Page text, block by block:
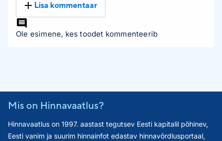
Lisa kommentaar
Ole esimene, kes toodet kommenteerib
Mis on Hinnavaatlus?
Hinnavaatlus on 1997. aastast tegutsev Eesti kapitalil põhinev,
Eesti vanim ja suurim hinnainfot edastav hinnavõrdlusportaal,